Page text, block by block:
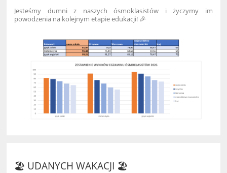
Jesteśmy dumni z naszych ósmoklasistów i życzymy im
powodzenia na kolejnym etapie edukacji! 🎉
🏖️ UDANYCH WAKACJI 🏖️